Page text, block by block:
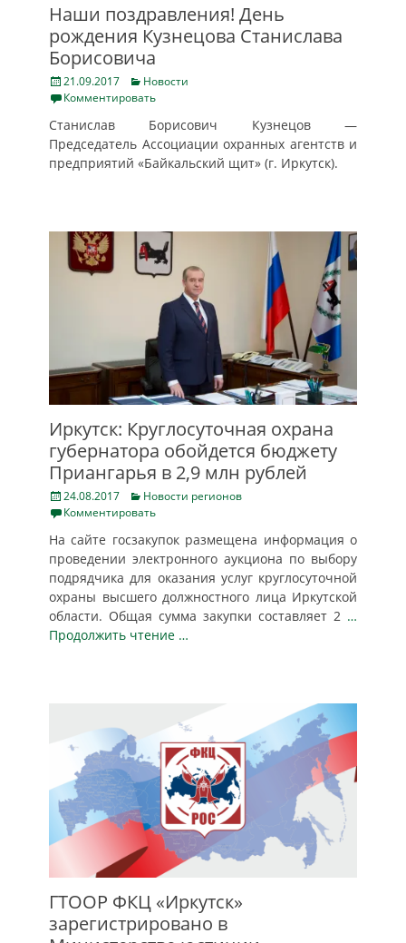
Наши поздравления! День
рождения Кузнецова Станислава
Борисовича
Posted
on
21.09.2017 Categories
Новости
Комментировать
Станислав Борисович Кузнецов —
Председатель Ассоциации охранных агентств и
предприятий «Байкальский щит» (г. Иркутск).
Иркутск: Круглосуточная охрана
губернатора обойдется бюджету
Приангарья в 2,9 млн рублей
Posted
on
24.08.2017 Categories
Новости регионов
Комментировать
На сайте госзакупок размещена информация о
проведении электронного аукциона по выбору
подрядчика для оказания услуг круглосуточной
охраны высшего должностного лица Иркутской
области. Общая сумма закупки составляет 2 …
Продолжить чтение …
ГТООР ФКЦ «Иркутск»
зарегистрировано в